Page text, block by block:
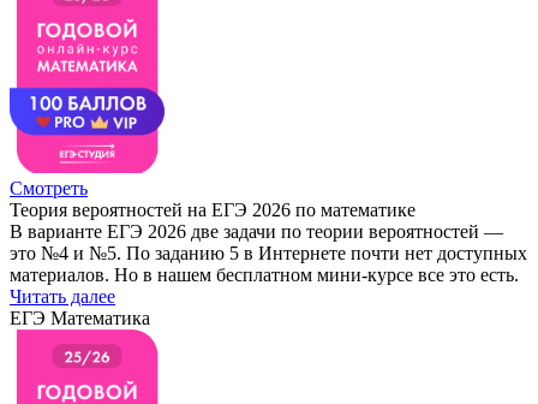
Смотреть
Теория вероятностей на ЕГЭ 2026 по математике
В варианте ЕГЭ 2026 две задачи по теории вероятностей —
это №4 и №5. По заданию 5 в Интернете почти нет доступных
материалов. Но в нашем бесплатном мини-курсе все это есть.
Читать далее
ЕГЭ Математика